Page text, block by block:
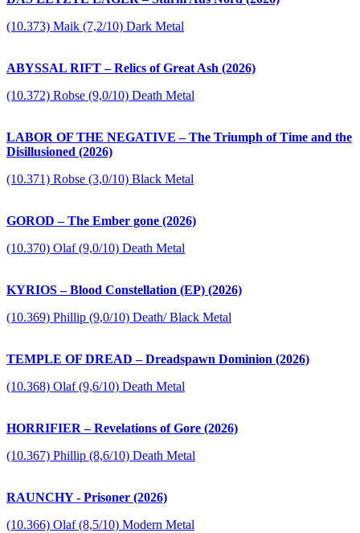
(10.373) Maik (7,2/10) Dark Metal
ABYSSAL RIFT – Relics of Great Ash (2026)
(10.372) Robse (9,0/10) Death Metal
LABOR OF THE NEGATIVE – The Triumph of Time and the
Disillusioned (2026)
(10.371) Robse (3,0/10) Black Metal
GOROD – The Ember gone (2026)
(10.370) Olaf (9,0/10) Death Metal
KYRIOS – Blood Constellation (EP) (2026)
(10.369) Phillip (9,0/10) Death/ Black Metal
TEMPLE OF DREAD – Dreadspawn Dominion (2026)
(10.368) Olaf (9,6/10) Death Metal
HORRIFIER – Revelations of Gore (2026)
(10.367) Phillip (8,6/10) Death Metal
RAUNCHY - Prisoner (2026)
(10.366) Olaf (8,5/10) Modern Metal